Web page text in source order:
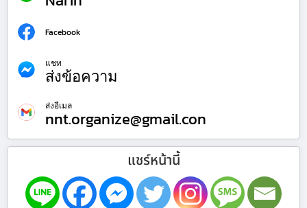
Facebook
แชท
ส่งข้อความ
ส่งอีเมล
nnt.organize@gmail.con
แชร์หน้านี้